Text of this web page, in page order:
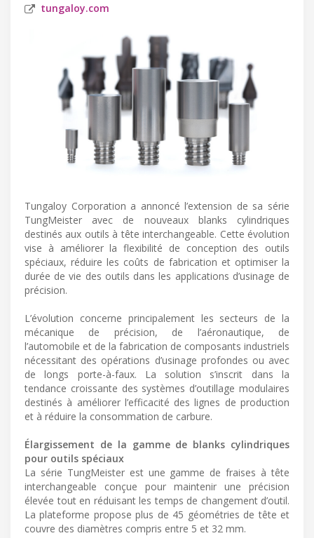
tungaloy.com
Tungaloy Corporation a annoncé l’extension de sa série
TungMeister avec de nouveaux blanks cylindriques
destinés aux outils à tête interchangeable. Cette évolution
vise à améliorer la flexibilité de conception des outils
spéciaux, réduire les coûts de fabrication et optimiser la
durée de vie des outils dans les applications d’usinage de
précision.
L’évolution concerne principalement les secteurs de la
mécanique de précision, de l’aéronautique, de
l’automobile et de la fabrication de composants industriels
nécessitant des opérations d’usinage profondes ou avec
de longs porte-à-faux. La solution s’inscrit dans la
tendance croissante des systèmes d’outillage modulaires
destinés à améliorer l’efficacité des lignes de production
et à réduire la consommation de carbure.
Élargissement de la gamme de blanks cylindriques
pour outils spéciaux
La série TungMeister est une gamme de fraises à tête
interchangeable conçue pour maintenir une précision
élevée tout en réduisant les temps de changement d’outil.
La plateforme propose plus de 45 géométries de tête et
couvre des diamètres compris entre 5 et 32 mm.